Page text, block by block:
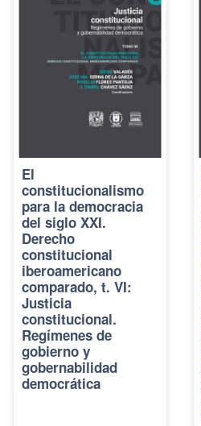
El
constitucionalismo
para la democracia
del siglo XXI.
Derecho
constitucional
iberoamericano
comparado, t. VI:
Justicia
constitucional.
Regímenes de
gobierno y
gobernabilidad
democrática